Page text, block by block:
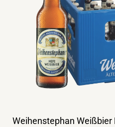
Weihenstephan